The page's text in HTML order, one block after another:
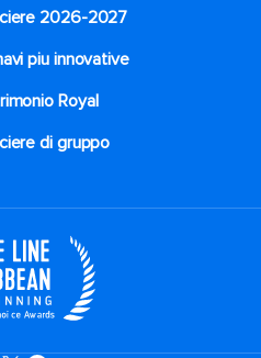
2026-2027
piu innovative
Royal
di gruppo